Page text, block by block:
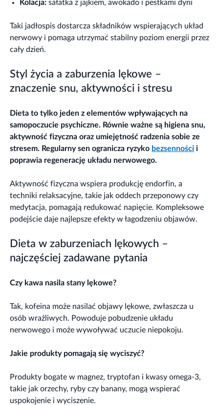
Kolacja: sałatka z jajkiem, awokado i pestkami dyni
Taki jadłospis dostarcza składników wspierających układ
nerwowy i pomaga utrzymać stabilny poziom energii przez
cały dzień.
Styl życia a zaburzenia lękowe –
znaczenie snu, aktywności i stresu
Dieta to tylko jeden z elementów wpływających na
samopoczucie psychiczne. Równie ważne są higiena snu,
aktywność fizyczna oraz umiejętność radzenia sobie ze
stresem. Regularny sen ogranicza ryzyko bezsenności i
poprawia regenerację układu nerwowego.
Aktywność fizyczna wspiera produkcję endorfin, a
techniki relaksacyjne, takie jak oddech przeponowy czy
medytacja, pomagają redukować napięcie. Kompleksowe
podejście daje najlepsze efekty w łagodzeniu objawów.
Dieta w zaburzeniach lękowych –
najczęściej zadawane pytania
Czy kawa nasila stany lękowe?
Tak, kofeina może nasilać objawy lękowe, zwłaszcza u
osób wrażliwych. Powoduje pobudzenie układu
nerwowego i może wywoływać uczucie niepokoju.
Jakie produkty pomagają się wyciszyć?
Produkty bogate w magnez, tryptofan i kwasy omega-3,
takie jak orzechy, ryby czy banany, mogą wspierać
uspokojenie i wyciszenie.